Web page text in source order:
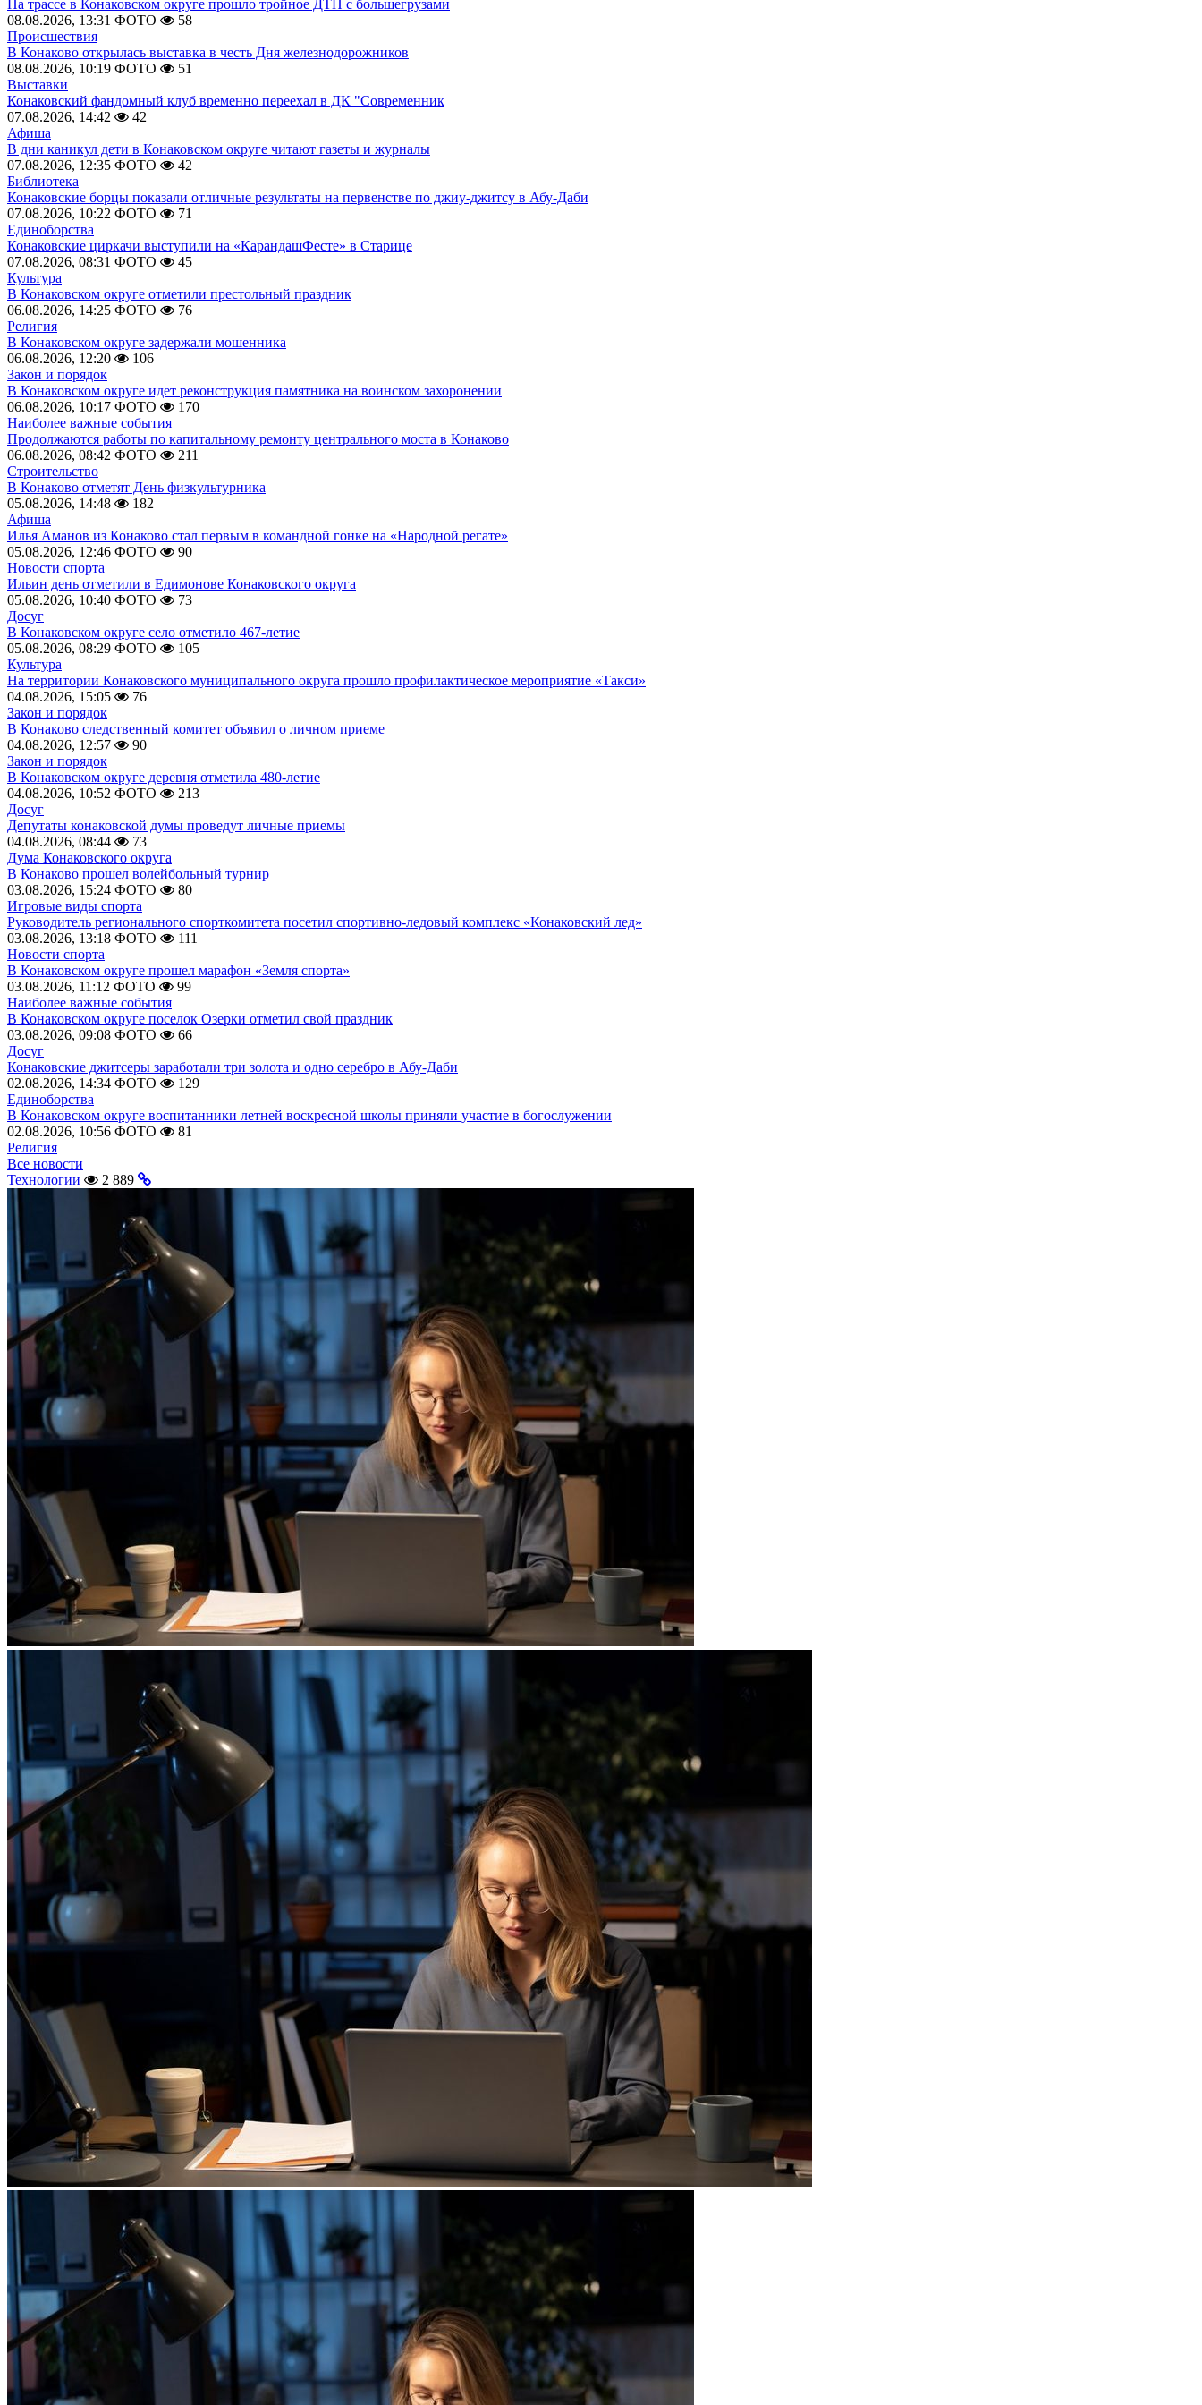
На трассе в Конаковском округе прошло тройное ДТП с большегрузами
08.08.2026, 13:31 ФОТО
58
Происшествия
В Конаково открылась выставка в честь Дня железнодорожников
08.08.2026, 10:19 ФОТО
51
Выставки
Конаковский фандомный клуб временно переехал в ДК "Современник
07.08.2026, 14:42
42
Афиша
В дни каникул дети в Конаковском округе читают газеты и журналы
07.08.2026, 12:35 ФОТО
42
Библиотека
Конаковские борцы показали отличные результаты на первенстве по джиу-джитсу в Абу-Даби
07.08.2026, 10:22 ФОТО
71
Единоборства
Конаковские циркачи выступили на «КарандашФесте» в Старице
07.08.2026, 08:31 ФОТО
45
Культура
В Конаковском округе отметили престольный праздник
06.08.2026, 14:25 ФОТО
76
Религия
В Конаковском округе задержали мошенника
06.08.2026, 12:20
106
Закон и порядок
В Конаковском округе идет реконструкция памятника на воинском захоронении
06.08.2026, 10:17 ФОТО
170
Наиболее важные события
Продолжаются работы по капитальному ремонту центрального моста в Конаково
06.08.2026, 08:42 ФОТО
211
Строительство
В Конаково отметят День физкультурника
05.08.2026, 14:48
182
Афиша
Илья Аманов из Конаково стал первым в командной гонке на «Народной регате»
05.08.2026, 12:46 ФОТО
90
Новости спорта
Ильин день отметили в Едимонове Конаковского округа
05.08.2026, 10:40 ФОТО
73
Досуг
В Конаковском округе село отметило 467-летие
05.08.2026, 08:29 ФОТО
105
Культура
На территории Конаковского муниципального округа прошло профилактическое мероприятие «Такси»
04.08.2026, 15:05
76
Закон и порядок
В Конаково следственный комитет объявил о личном приеме
04.08.2026, 12:57
90
Закон и порядок
В Конаковском округе деревня отметила 480-летие
04.08.2026, 10:52 ФОТО
213
Досуг
Депутаты конаковской думы проведут личные приемы
04.08.2026, 08:44
73
Дума Конаковского округа
В Конаково прошел волейбольный турнир
03.08.2026, 15:24 ФОТО
80
Игровые виды спорта
Руководитель регионального спорткомитета посетил спортивно-ледовый комплекс «Конаковский лед»
03.08.2026, 13:18 ФОТО
111
Новости спорта
В Конаковском округе прошел марафон «Земля спорта»
03.08.2026, 11:12 ФОТО
99
Наиболее важные события
В Конаковском округе поселок Озерки отметил свой праздник
03.08.2026, 09:08 ФОТО
66
Досуг
Конаковские джитсеры заработали три золота и одно серебро в Абу-Даби
02.08.2026, 14:34 ФОТО
129
Единоборства
В Конаковском округе воспитанники летней воскресной школы приняли участие в богослужении
02.08.2026, 10:56 ФОТО
81
Религия
Все новости
Технологии
2 889